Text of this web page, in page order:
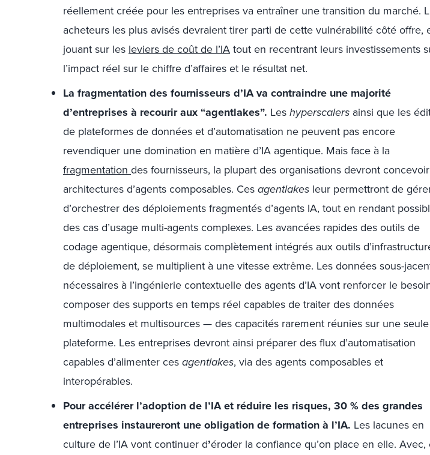
réellement créée pour les entreprises va entraîner une transition du marché.
acheteurs les plus avisés devraient tirer parti de cette vulnérabilité côté offre,
jouant sur les leviers de coût de l’IAtout en recentrant leurs investissements
l’impact réel sur le chiffre d’affaires et le résultat net.
La fragmentation des fournisseurs d’IA va contraindre une majorité
d’entreprises à recourir aux “agentlakes”. Leshyperscalers ainsi que les
de plateformes de données et d’automatisation ne peuvent pas encore
revendiquer une domination en matière d’IA agentique. Mais face à la
fragmentation des fournisseurs, la plupart des organisations devront
architectures d’agents composables. Cesagentlakes leur permettront de
d’orchestrer des déploiements fragmentés d’agents IA, tout en rendant
des cas d’usage multi-agents complexes. Les avancées rapides des outils de
codage agentique, désormais complètement intégrés aux outils
de déploiement, se multiplient à une vitesse extrême. Les données sous-
nécessaires à l’ingénierie contextuelle des agents d’IA vont renforcer le
composer des supports en temps réel capables de traiter des données
multimodales et multisources — des capacités rarement réunies sur une seule
plateforme. Les entreprises devront ainsi préparer des flux d’automatisation
capables d’alimenter cesagentlakes, via des agents composables et
interopérables.
Pour accélérer l’adoption de l’IA et réduire les risques, 30 % des grandes
entreprises instaureront une obligation de formation à l’IA. Les lacunes en
culture de l’IA vont continuer d’éroder la confiance qu’on place en elle. Avec,